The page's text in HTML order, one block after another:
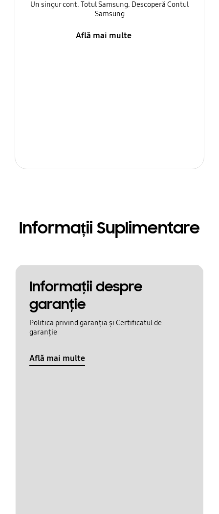
Un singur cont. Totul Samsung. Descoperă Contul
Samsung
Află mai multe
Informații Suplimentare
Informaţii despre
garanţie
Politica privind garanția și Certificatul de
garanție
Află mai multe